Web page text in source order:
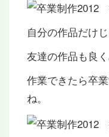
自分の作品だけ
友達の作品も良
作業できたら卒
ね。